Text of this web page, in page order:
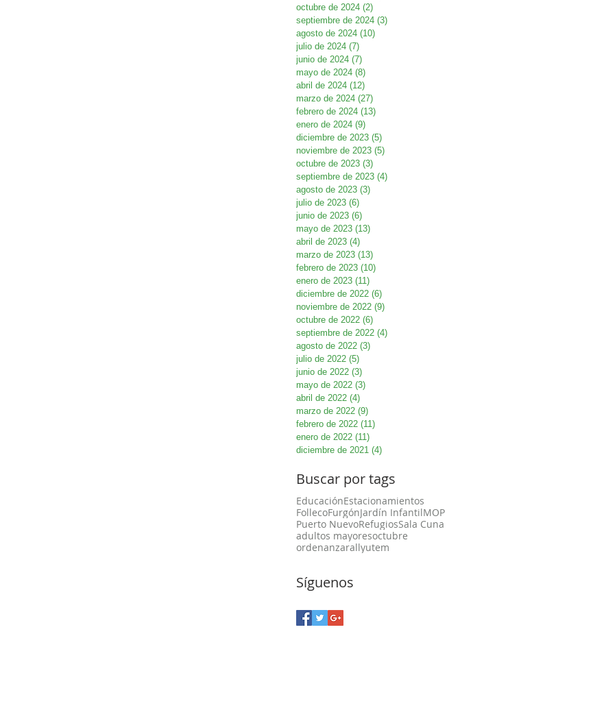
octubre de 2024 (2)
septiembre de 2024 (3)
agosto de 2024 (10)
julio de 2024 (7)
junio de 2024 (7)
mayo de 2024 (8)
abril de 2024 (12)
marzo de 2024 (27)
febrero de 2024 (13)
enero de 2024 (9)
diciembre de 2023 (5)
noviembre de 2023 (5)
octubre de 2023 (3)
septiembre de 2023 (4)
agosto de 2023 (3)
julio de 2023 (6)
junio de 2023 (6)
mayo de 2023 (13)
abril de 2023 (4)
marzo de 2023 (13)
febrero de 2023 (10)
enero de 2023 (11)
diciembre de 2022 (6)
noviembre de 2022 (9)
octubre de 2022 (6)
septiembre de 2022 (4)
agosto de 2022 (3)
julio de 2022 (5)
junio de 2022 (3)
mayo de 2022 (3)
abril de 2022 (4)
marzo de 2022 (9)
febrero de 2022 (11)
enero de 2022 (11)
diciembre de 2021 (4)
Buscar por tags
EducaciónEstacionamientos
FollecoFurgónJardín InfantilMOP
Puerto NuevoRefugiosSala Cuna
adultos mayoresoctubre
ordenanzarallyutem
Síguenos